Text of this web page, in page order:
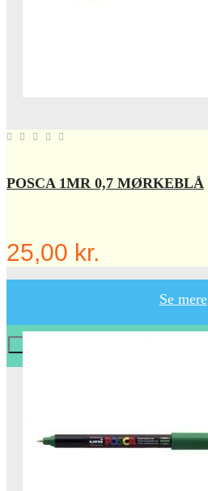
POSCA 1MR 0,7 MØRKEBLÅ
25,00 kr.
Se mere